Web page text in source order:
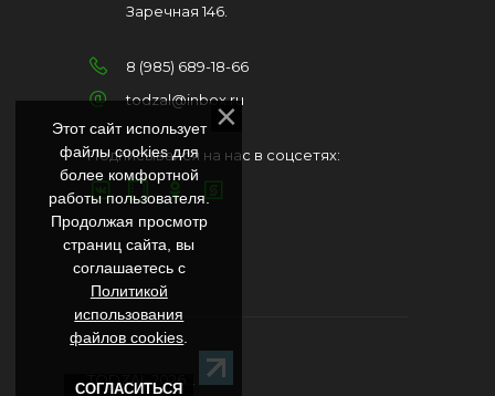
Заречная 146.
8 (985) 689-18-66
todzal@inbox.ru
Подписывайся на нас в соцсетях:
TODZAL 2026
Этот сайт использует
файлы cookies для
более комфортной
работы пользователя.
Продолжая просмотр
страниц сайта, вы
соглашаетесь с
Политикой
использования
файлов cookies
СОГЛАСИТЬСЯ